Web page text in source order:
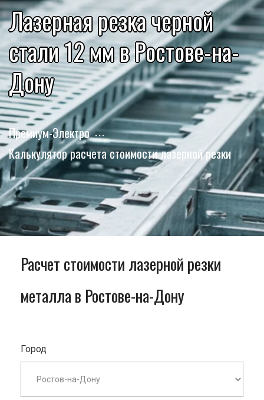
Лазерная резка черной
стали 12 мм в Ростове-на-
Дону
Премиум-Электро
Калькулятор расчета стоимости лазерной резки
Расчет стоимости лазерной резки
металла в Ростове-на-Дону
Город